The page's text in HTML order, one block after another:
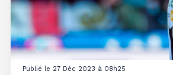
Publié le 27 Déc 2023 à 08h25